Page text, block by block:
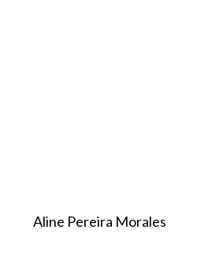
Aline Pereira Morales